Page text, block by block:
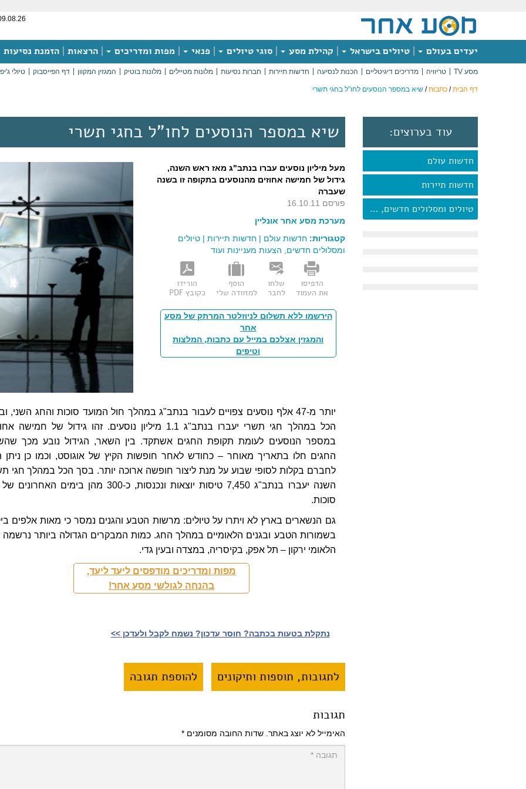
יעדים בעולם טיולים בישראל קהילת מסע סוגי טיולים פנאי מפות ומדריכים הרצאות הזמנת נסיעות
מסע TV טריוויה מדריכים דיגיטליים הכנות לנסיעה חדשות תיירות חברות נסיעות מלונות מטיילים מלונות בוטיק המגזין המקוון דף הפייסבוק טיולי
דף הבית/ כתבות/ שיא במספר הנוסעים לחו"ל בחגי תשרי
עוד בערוצים:
חדשות עולם
חדשות תיירות
טיולים ומסלולים חדשים, הצעות מעניינות ועוד
שיא במספר הנוסעים לחו"ל בחגי תשרי
מעל מיליון נוסעים עברו בנתב"ג מאז ראש השנה,
גידול של חמישה אחוזים מהנוסעים בתקופה זו בשנה
שעברה
פורסם 16.10.11
מערכת מסע אחר אונליין
קטגוריות: חדשות עולם | חדשות תיירות| טיולים
ומסלולים חדשים, הצעות מעניינות ועוד
הדפיסו
את העמוד
שלחו
לחבר
הוסף
למזוודה שלי
הורידו
כקובץ PDF
הירשמו ללא תשלום לניוזלטר המרתק של מסע
אחר
והמגזין אצלכם במייל עם כתבות, המלצות
וטיפים
יותר מ-47 אלף נוסעים צפויים לעבור בנתב"ג במהלך חול המועד סוכות והחג השני,
הכל במהלך חגי תשרי יעברו בנתב"ג 1.1 מיליון נוסעים. זהו גידול של חמישה
במספר הנוסעים לעומת תקופת החגים אשתקד. בין השאר, הגידול נובע מכך
החגים חלו בתאריך מאוחר – כחודש לאחר חופשות הקיץ של אוגוסט, וכמו כן ניתן
לחברם בקלות לסופי שבוע על מנת ליצור חופשה ארוכה יותר. בסך הכל במהלך חגי
השנה יעברו בנתב"ג 7,450 טיסות יוצאות ונכנסות, כ-300 מהן בימים
סוכות.
גם הנשארים בארץ לא ויתרו על טיולים: מרשות הטבע והגנים נמסר כי מאות אלפים
בשמורות הטבע ובגנים הלאומיים במהלך החג. כמות המבקרים הגדולה ביותר נרשמה
הלאומי ירקון – תל אפק, בקיסריה, במצדה ובעין גדי.
מפות ומדריכים מודפסים ליעד ליעד,
בהנחה לגולשי מסע אחר!
נתקלת בטעות בכתבה? חוסר עדכון? נשמח לקבל ולעדכן >>‎
לתגובות, תוספות ותיקונים להוספת תגובה
תגובות
האימייל לא יוצג באתר. שדות החובה מסומנים *